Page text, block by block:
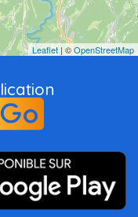
Leaflet | ©OpenStreetMap